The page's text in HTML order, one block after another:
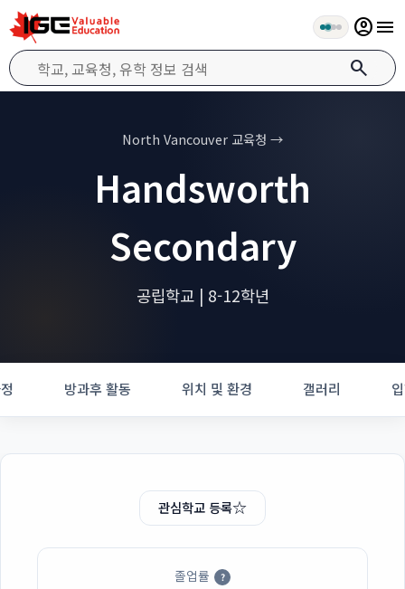
search
account_circlemenu
North Vancouver 교육청 →
Handsworth
Secondary
공립학교 | 8-12학년
방과후 활동 위치 및 환경 갤러리
관심학교 등록☆
졸업률 ?